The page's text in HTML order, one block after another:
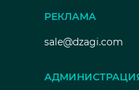
РЕКЛАМА
sale@dzagi.com